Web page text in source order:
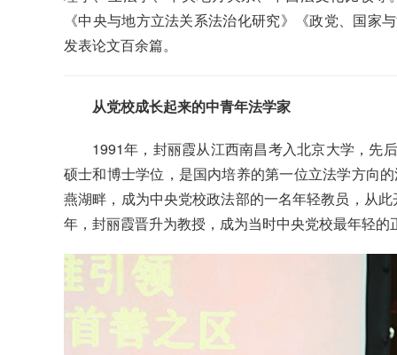
《中央与地方立法关系法治化研究》《政党、国家
发表论文百余篇。
从党校成长起来的中青年法学家
1991年，封丽霞从江西南昌考入北京大学，先
硕士和博士学位，是国内培养的第一位立法学方向
燕湖畔，成为中央党校政法部的一名年轻教员，从
年，封丽霞晋升为教授，成为当时中央党校最年轻的